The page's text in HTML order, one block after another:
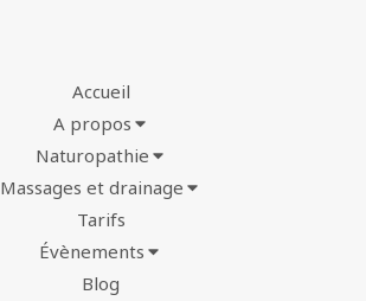
Accueil
A propos
Naturopathie
Massages et drainage
Tarifs
Évènements
Blog